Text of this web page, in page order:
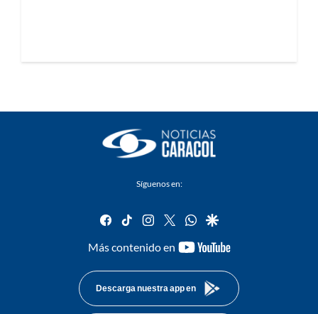
Síguenos en:
facebook
tiktok instagram
twitterwhatsapp
google
Más contenido en
youtube-
Descarga nuestra app en